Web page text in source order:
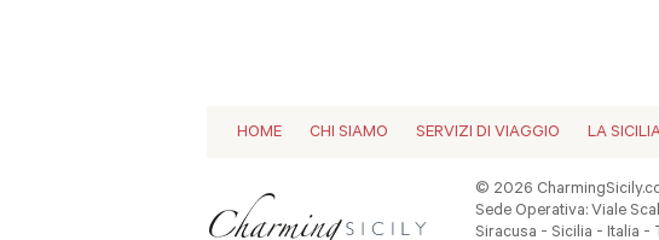
HOME CHI SIAMO SERVIZI DI VIAGGIO LA
© 2026
Sede Operativa: Viale
Siracusa - Sicilia - Italia -